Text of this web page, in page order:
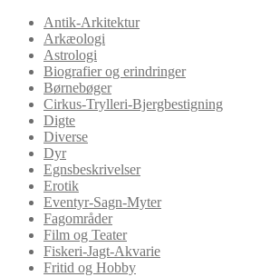
Antik-Arkitektur
Arkæologi
Astrologi
Biografier og erindringer
Børnebøger
Cirkus-Trylleri-Bjergbestigning
Digte
Diverse
Dyr
Egnsbeskrivelser
Erotik
Eventyr-Sagn-Myter
Fagområder
Film og Teater
Fiskeri-Jagt-Akvarie
Fritid og Hobby